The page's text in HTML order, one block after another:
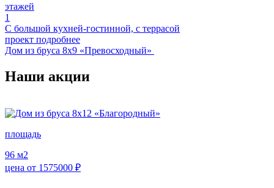
этажей
1
С большой кухней-гостинной, с террасой
проект подробнее
Дом из бруса 8х9 «Превосходный»
Наши акции
площадь
96 м2
цена от 1575000 ₽